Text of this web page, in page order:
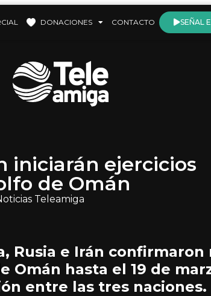
DONACIONES CONTACTO SEÑAL
iniciarán ejercicios
de Omán
Teleamiga
Rusia e Irán confirmaron
Omán hasta el 19 de
entre las tres naciones.